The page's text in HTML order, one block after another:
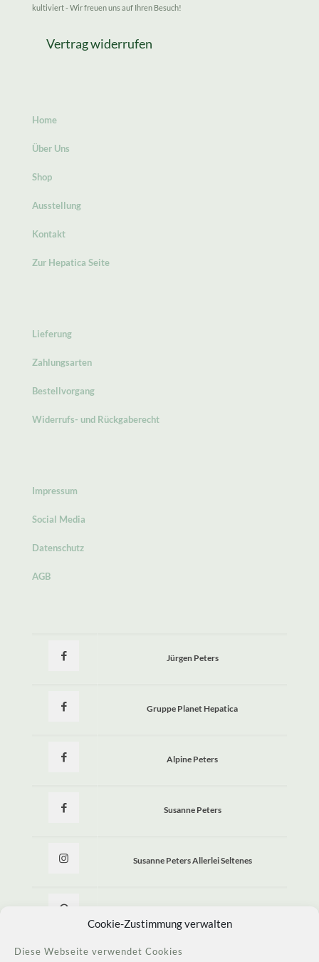
Cookie-Zustimmung verwalten
Diese Webseite verwendet Cookies
kultiviert - Wir freuen uns auf Ihren Besuch!
Vertrag widerrufen
Home
Über Uns
Shop
Ausstellung
Kontakt
Zur Hepatica Seite
Lieferung
Zahlungsarten
Bestellvorgang
Widerrufs- und Rückgaberecht
Impressum
Social Media
Datenschutz
AGB
Jürgen Peters
Gruppe Planet Hepatica
Alpine Peters
Susanne Peters
Susanne Peters Allerlei Seltenes